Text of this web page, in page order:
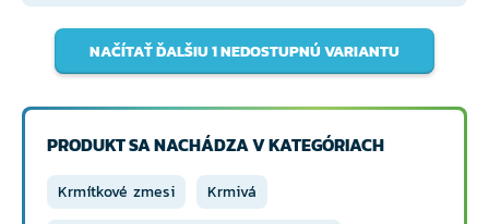
NAČÍTAŤ ĎALŠIU 1 NEDOSTUPNÚ VARIANTU
PRODUKT SA NACHÁDZA V KATEGÓRIACH
Krmítkové zmesi
Krmivá